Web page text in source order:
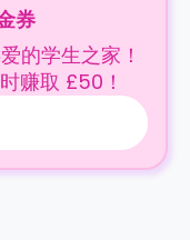
券
的学生之家！
赚取 £50！